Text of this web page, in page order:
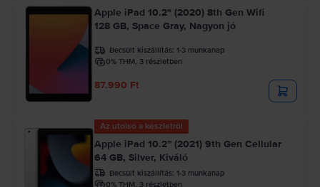
Apple iPad 10.2" (2020) 8th Gen Wifi
128 GB, Space Gray, Nagyon jó
Becsült kiszállítás: 1-3 munkanap
0% THM, 3 részletben
87.990 Ft
Az utolsó a készletről
Apple iPad 10.2” (2021) 9th Gen Cellular
64 GB, Silver, Kiváló
Becsült kiszállítás: 1-3 munkanap
0% THM, 3 részletben